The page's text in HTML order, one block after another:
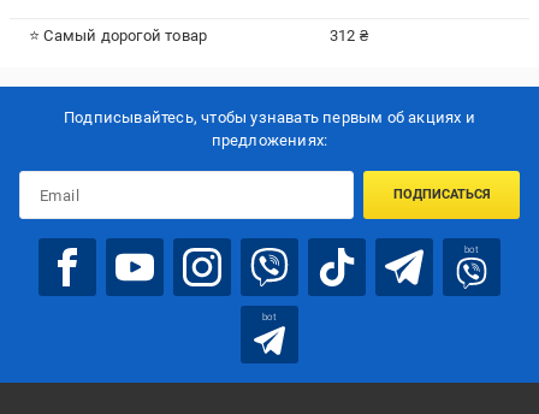
⭐ Самый дорогой товар 312 ₴
Подписывайтесь, чтобы узнавать первым об акцияx и
предложениях:
ПОДПИСАТЬСЯ
bot
bot